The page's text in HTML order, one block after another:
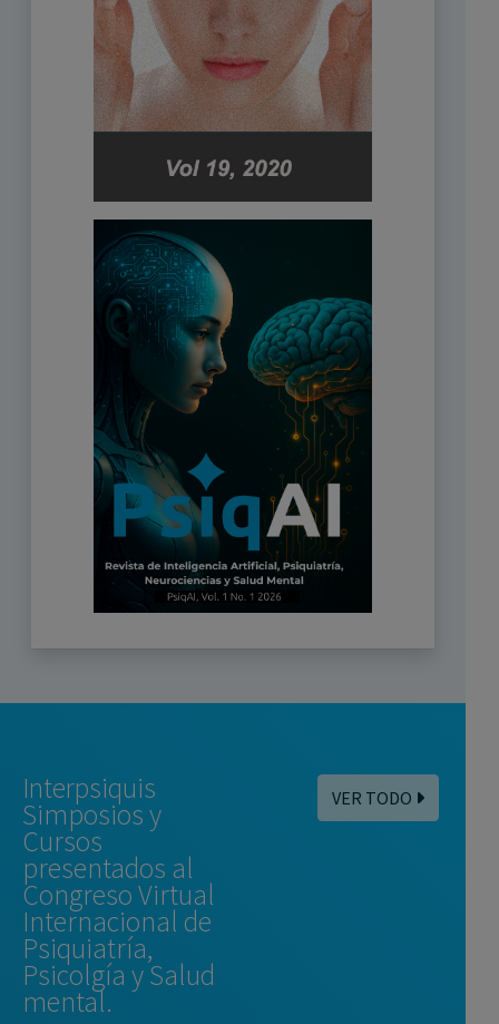
Interpsiquis
Simposios y
Cursos
presentados al
Congreso Virtual
Internacional de
Psiquiatría,
Psicolgía y Salud
mental.
VER TODO